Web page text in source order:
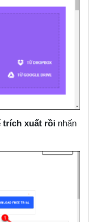
trích xuất rồi nhấn